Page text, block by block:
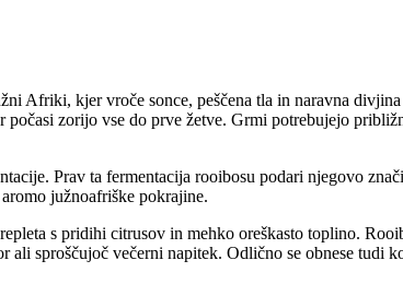
Afriki, kjer vroče sonce, peščena tla in naravna
zorijo vse do prve žetve. Grmi potrebujejo
Prav ta fermentacija rooibosu podari njegovo
južnoafriške pokrajine.
s pridihi citrusov in mehko oreškasto toplino.
sproščujoč večerni napitek. Odlično se obnese tudi